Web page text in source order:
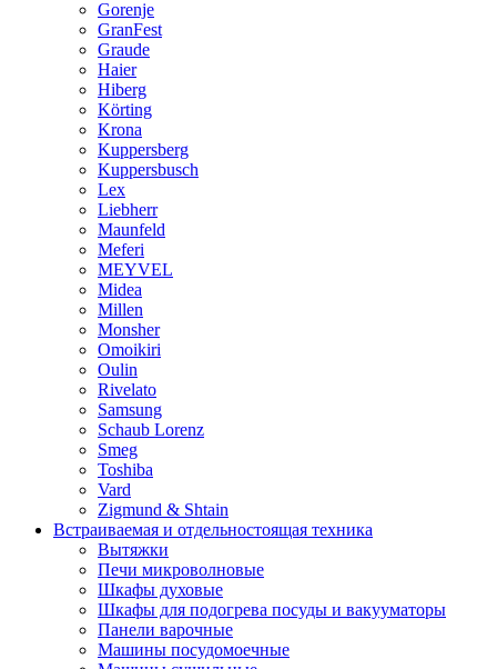
Gorenje
GranFest
Graude
Haier
Hiberg
Körting
Krona
Kuppersberg
Kuppersbusch
Lex
Liebherr
Maunfeld
Meferi
MEYVEL
Midea
Millen
Monsher
Omoikiri
Oulin
Rivelato
Samsung
Schaub Lorenz
Smeg
Toshiba
Vard
Zigmund & Shtain
Встраиваемая и отдельностоящая техника
Вытяжки
Печи микроволновые
Шкафы духовые
Шкафы для подогрева посуды и вакууматоры
Панели варочные
Машины посудомоечные